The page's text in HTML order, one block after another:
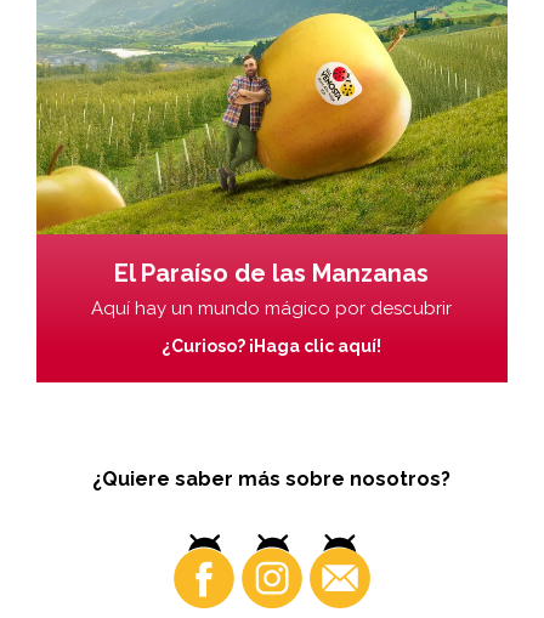
El Paraíso de las Manzanas
Aquí hay un mundo mágico por descubrir
¿Curioso? ¡Haga clic aquí!
¿Quiere saber más sobre nosotros?